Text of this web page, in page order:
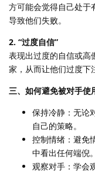
方可能会觉得自己处于
导致他们失败。
2. “过度自信”
表现出过度的自信或高
家，从而让他们过度下
三、如何避免被对手使
保持冷静：无论
自己的策略。
控制情绪：避免
中看出任何端倪。
观察对手：学会